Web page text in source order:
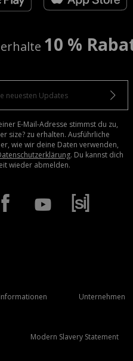
10 %
E-Mail-Adresse stimmst du zu,
size? zu erhalten. Ausführliche
wie wir deine Daten verwenden,
. Du kannst dich
wieder abmelden.
Unternehmen
Modern Slavery Statement